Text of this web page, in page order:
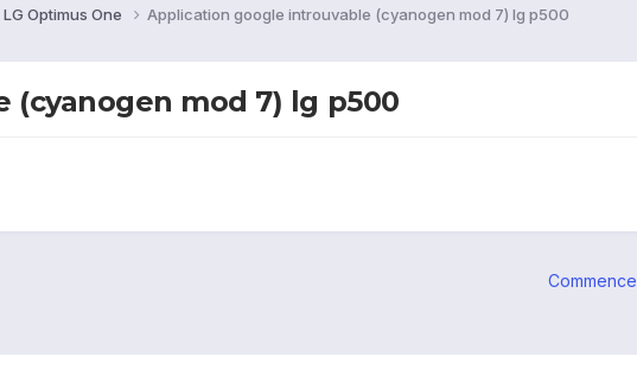
LG Optimus One Application google introuvable (cyanogen mod 7) lg p500
mod 7) lg p500